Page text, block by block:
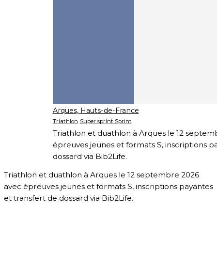
Arques, Hauts-de-France
Triathlon Super sprint Sprint
Triathlon et duathlon à Arques le 12
épreuves jeunes et formats S, inscriptions
dossard via Bib2Life.
Triathlon et duathlon à Arques le 12 septembre 2026
avec épreuves jeunes et formats S, inscriptions payantes
et transfert de dossard via Bib2Life.